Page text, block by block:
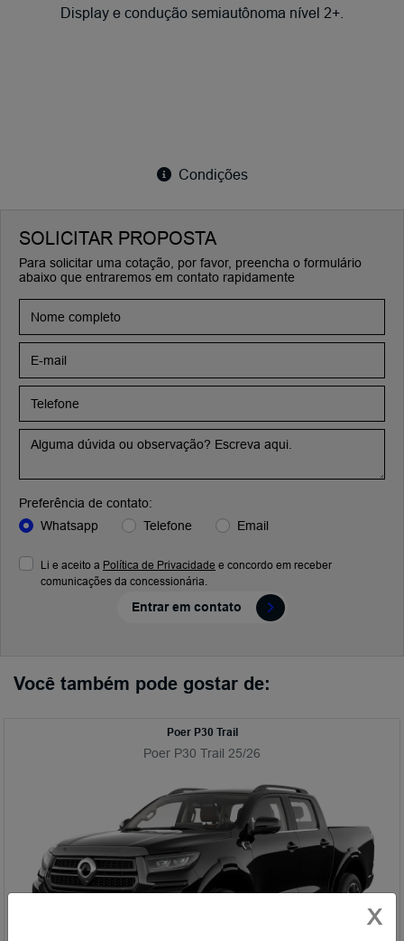
Display e condução semiautônoma nível 2+.
Condições
SOLICITAR PROPOSTA
Para solicitar uma cotação, por favor, preencha o formulário
abaixo que entraremos em contato rapidamente
Preferência de contato:
Whatsapp
Telefone Email
Li e aceito a Política de Privacidade e concordo em receber
comunicações da concessionária.
Entrar em contato
Você também pode gostar de:
Poer P30 Trail
Poer P30 Trail 25/26
X